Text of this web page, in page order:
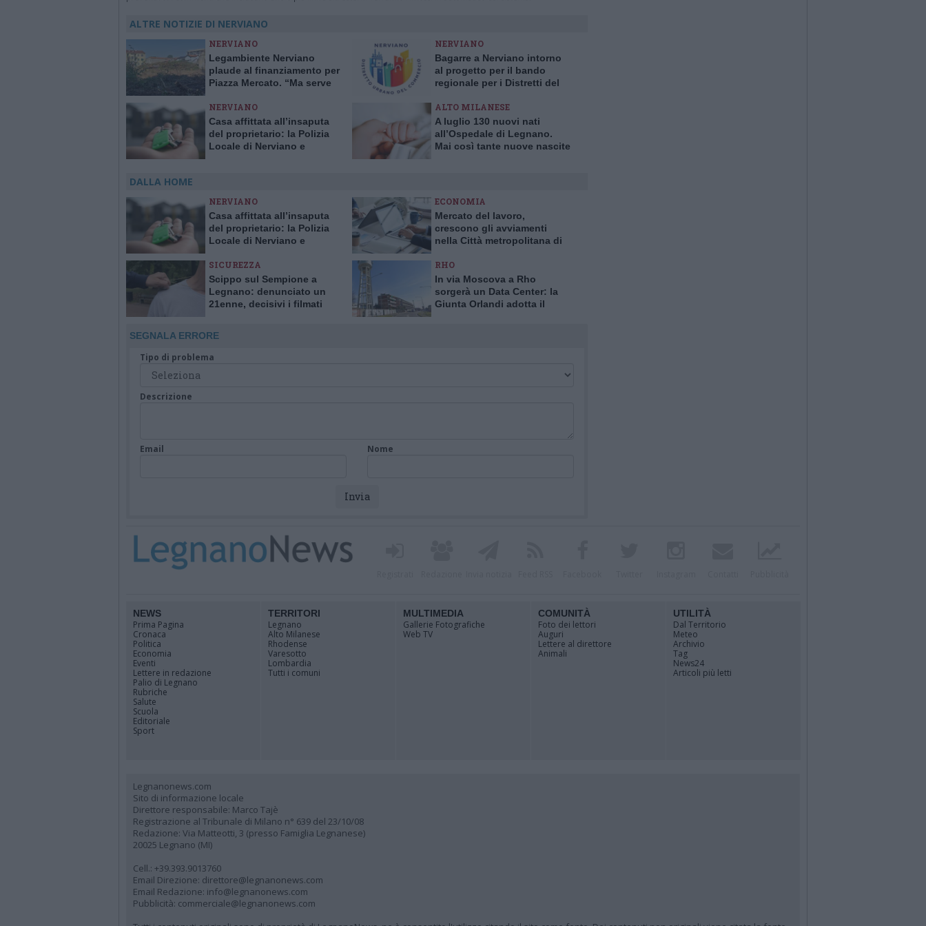
ALTRE NOTIZIE DI NERVIANO
NERVIANO
Legambiente Nerviano
plaude al finanziamento per
Piazza Mercato. “Ma serve
periodo”
NERVIANO
Bagarre a Nerviano intorno
al progetto per il bando
regionale per i Distretti del
NERVIANO
Casa affittata all’insaputa
del proprietario: la Polizia
Locale di Nerviano e
ALTO MILANESE
A luglio 130 nuovi nati
all’Ospedale di Legnano.
Mai così tante nuove nascite
DALLA HOME
NERVIANO
Casa affittata all’insaputa
del proprietario: la Polizia
Locale di Nerviano e
ECONOMIA
Mercato del lavoro,
crescono gli avviamenti
nella Città metropolitana di
SICUREZZA
Scippo sul Sempione a
Legnano: denunciato un
21enne, decisivi i filmati
RHO
In via Moscova a Rho
sorgerà un Data Center: la
Giunta Orlandi adotta il
SEGNALA ERRORE
Tipo di problema
Descrizione
Email Nome
NEWS
Prima Pagina
Cronaca
Politica
Economia
Eventi
Lettere in redazione
Palio di Legnano
Rubriche
Salute
Scuola
Editoriale
Sport
TERRITORI
Legnano
Alto Milanese
Rhodense
Varesotto
Lombardia
Tutti i comuni
MULTIMEDIA
Gallerie Fotografiche
Web TV
COMUNITÀ
Foto dei lettori
Auguri
Lettere al direttore
Animali
UTILITÀ
Dal Territorio
Meteo
Archivio
Tag
News24
Articoli più letti
Legnanonews.com
Sito di informazione locale
Direttore responsabile: Marco Tajè
Registrazione al Tribunale di Milano n° 639 del 23/10/08
Redazione: Via Matteotti, 3 (presso Famiglia Legnanese)
20025 Legnano (MI)
Cell.: +39.393.9013760
Email Direzione: direttore@legnanonews.com
Email Redazione: info@legnanonews.com
Pubblicità: commerciale@legnanonews.com